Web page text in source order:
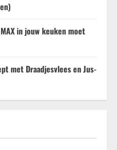
in jouw keuken moet
met Draadjesvlees en Jus-